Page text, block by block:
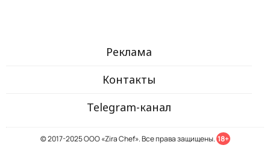
Реклама
Контакты
Telegram-канал
© 2017-2025 ООО «Zira Chef». Все права защищены. 18+